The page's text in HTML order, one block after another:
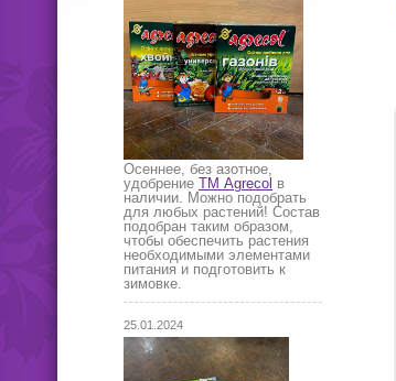
Осеннее, без азотное,
удобрение ТМ Agrecol в
наличии. Можно подобрать
для любых растений! Состав
подобран таким образом,
чтобы обеспечить растения
необходимыми элементами
питания и подготовить к
зимовке.
25.01.2024